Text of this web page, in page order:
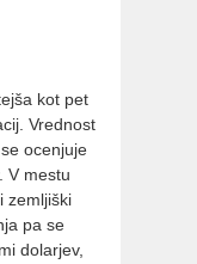
kot pet
Vrednost
ocenjuje
V mestu
zemljiški
pa se
dolarjev,